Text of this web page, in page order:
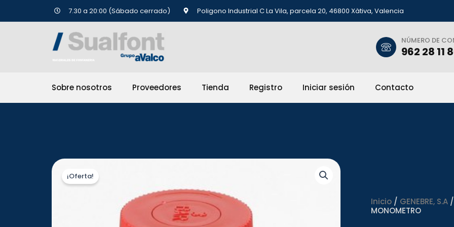
7.30 a 20:00 (Sábado cerrado) Poligono Industrial C La Vila, parcela 20, 46800 Xàtiva, Valencia
NÚMERO DE
962 28 11
Sobre nosotros Proveedores Tienda Registro Iniciar sesión Contacto
¡Oferta!
Inicio / GENEBRE, S.A
MONOMETRO